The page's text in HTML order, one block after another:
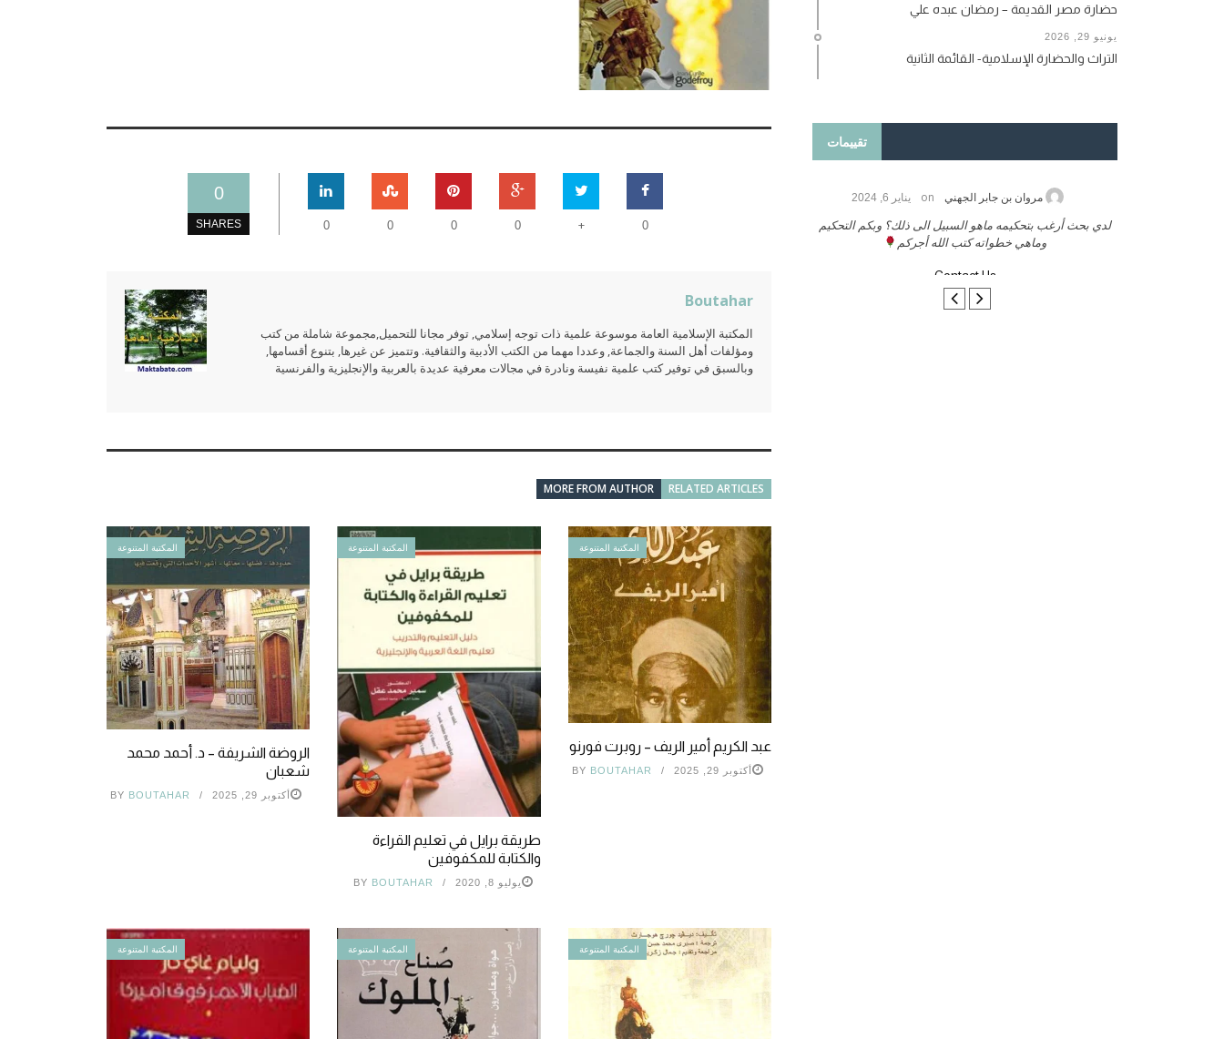
0
SHARES 0
+
0
0
0
0
Boutahar
المكتبة الإسلامية العامة موسوعة علمية ذات توجه إسلامي, توفر مجانا للتحميل,مجموعة شاملة من كتب
ومؤلفات أهل السنة والجماعة, وعددا مهما من الكتب الأدبية والثقافية. وتتميز عن غيرها, بتنوع أقسامها,
وبالسبق في توفير كتب علمية نفيسة ونادرة في مجالات معرفية عديدة بالعربية والإنجليزية والفرنسية
RELATED ARTICLES
MORE FROM AUTHOR
المكتبة المتنوعة
الروضة الشريفة – د. أحمد محمد
شعبان
أكتوبر 29, 2025 BY BOUTAHAR
المكتبة المتنوعة
طريقة برايل في تعليم القراءة
والكتابة للمكفوفين
يوليو 8, 2020 BY BOUTAHAR
المكتبة المتنوعة
عبد الكريم أمير الريف – روبرت فورنو
أكتوبر 29, 2025 BY BOUTAHAR
المكتبة المتنوعة المكتبة المتنوعة المكتبة المتنوعة
حضارة مصر القديمة – رمضان عبده علي
يونيو 29, 2026
التراث والحضارة الإسلامية- القائمة الثانية
تقييمات
مروان بن جابر الجهني on يناير 6, 2024
لدي بحث أرغب بتحكيمه ماهو السبيل الى ذلك؟ وبكم التحكيم
وماهي خطواته كتب الله أجركم
Contact Us